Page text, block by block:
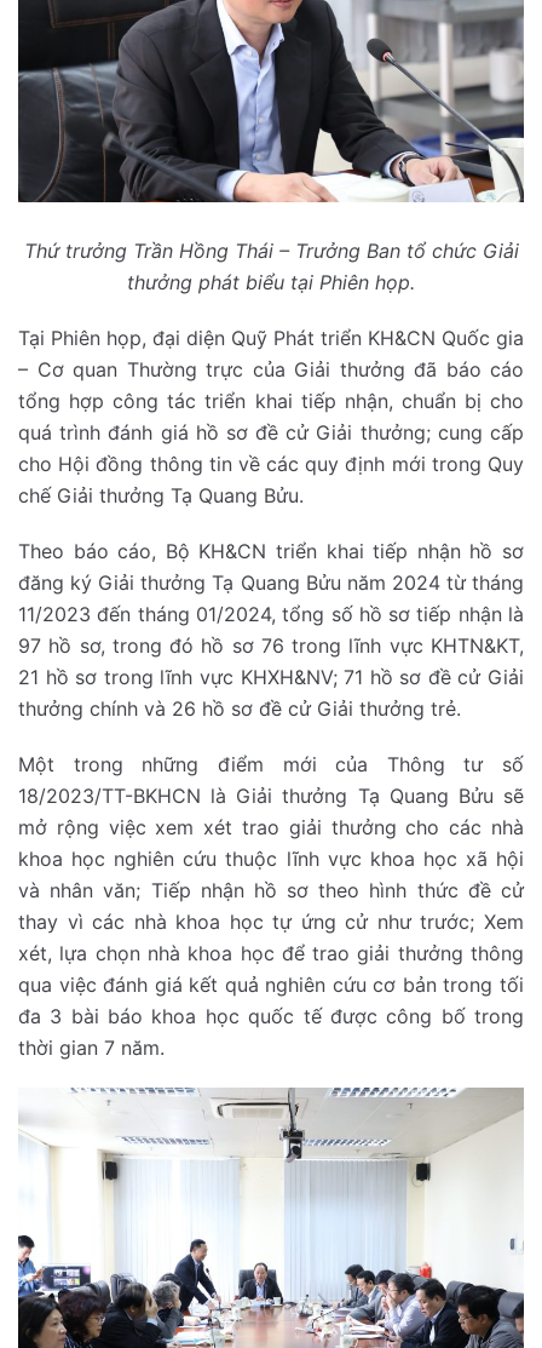
Thứ trưởng Trần Hồng Thái – Trưởng Ban tổ chức Giải
thưởng phát biểu tại Phiên họp.
Tại Phiên họp, đại diện Quỹ Phát triển KH&CN Quốc gia
– Cơ quan Thường trực của Giải thưởng đã báo cáo
tổng hợp công tác triển khai tiếp nhận, chuẩn bị cho
quá trình đánh giá hồ sơ đề cử Giải thưởng; cung cấp
cho Hội đồng thông tin về các quy định mới trong Quy
chế Giải thưởng Tạ Quang Bửu.
Theo báo cáo, Bộ KH&CN triển khai tiếp nhận hồ sơ
đăng ký Giải thưởng Tạ Quang Bửu năm 2024 từ tháng
11/2023 đến tháng 01/2024, tổng số hồ sơ tiếp nhận là
97 hồ sơ, trong đó hồ sơ 76 trong lĩnh vực KHTN&KT,
21 hồ sơ trong lĩnh vực KHXH&NV; 71 hồ sơ đề cử Giải
thưởng chính và 26 hồ sơ đề cử Giải thưởng trẻ.
Một trong những điểm mới của Thông tư số
18/2023/TT-BKHCN là Giải thưởng Tạ Quang Bửu sẽ
mở rộng việc xem xét trao giải thưởng cho các nhà
khoa học nghiên cứu thuộc lĩnh vực khoa học xã hội
và nhân văn; Tiếp nhận hồ sơ theo hình thức đề cử
thay vì các nhà khoa học tự ứng cử như trước; Xem
xét, lựa chọn nhà khoa học để trao giải thưởng thông
qua việc đánh giá kết quả nghiên cứu cơ bản trong tối
đa 3 bài báo khoa học quốc tế được công bố trong
thời gian 7 năm.